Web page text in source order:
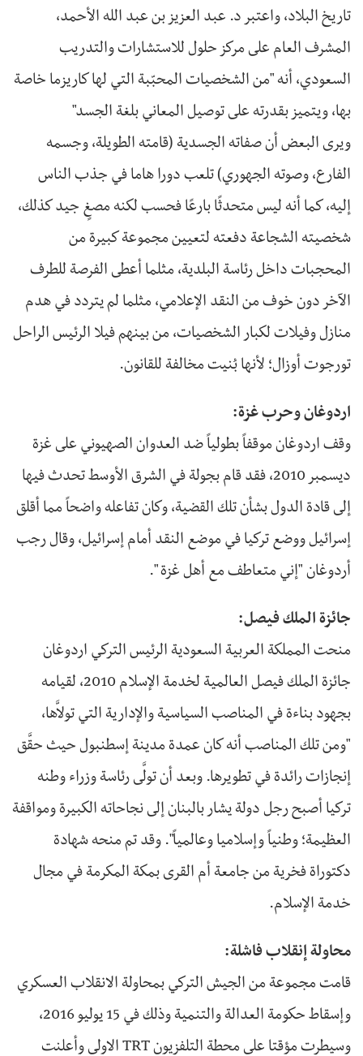
تاريخ البلاد، واعتبر د. عبد العزيز بن عبد الله الأحمد،
المشرف العام على مركز حلول للاستشارات والتدريب
السعودي، أنه "من الشخصيات المحبّبة التي لها كاريزما خاصة
بها، ويتميز بقدرته على توصيل المعاني بلغة الجسد"
ويرى البعض أن صفاته الجسدية (قامته الطويلة، وجسمه
الفارع، وصوته الجهوري) تلعب دورا هاما في جذب الناس
إليه، كما أنه ليس متحدثًا بارعًا فحسب لكنه مصغٍ جيد كذلك،
شخصيته الشجاعة دفعته لتعيين مجموعة كبيرة من
المحجبات داخل رئاسة البلدية، مثلما أعطى الفرصة للطرف
الآخر دون خوف من النقد الإعلامي، مثلما لم يتردد في هدم
منازل وفيلات لكبار الشخصيات، من بينهم فيلا الرئيس الراحل
تورجوت أوزال؛ لأنها بُنيت مخالفة للقانون.
اردوغان وحرب غزة:
وقف اردوغان موقفاً بطولياً ضد العدوان الصهيوني على غزة
ديسمبر 2010، فقد قام بجولة في الشرق الأوسط تحدث فيها
إلى قادة الدول بشأن تلك القضية، وكان تفاعله واضحاً مما أقلق
إسرائيل ووضع تركيا في موضع النقد أمام إسرائيل، وقال رجب
أردوغان "إني متعاطف مع أهل غزة ".
جائزة الملك فيصل:
منحت المملكة العربية السعودية الرئيس التركي اردوغان
جائزة الملك فيصل العالمية لخدمة الإسلام 2010، لقيامه
بجهود بناءة في المناصب السياسية والإدارية التي تولاَّها،
"ومن تلك المناصب أنه كان عمدة مدينة إسطنبول حيث حقَّق
إنجازات رائدة في تطويرها. وبعد أن تولَّى رئاسة وزراء وطنه
تركيا أصبح رجل دولة يشار بالبنان إلى نجاحاته الكبيرة ومواقفة
العظيمة؛ وطنياً وإسلاميا وعالمياً". وقد تم منحه شهادة
دكتوراة فخرية من جامعة أم القرى بمكة المكرمة في مجال
خدمة الإسلام.
محاولة إنقلاب فاشلة:
قامت مجموعة من الجيش التركي بمحاولة الانقلاب العسكري
وإسقاط حكومة العدالة والتنمية وذلك في 15 يوليو 2016،
وسيطرت مؤقتا على محطة التلفزيون TRT الاولى وأعلنت